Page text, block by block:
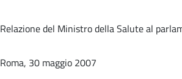
Relazione del Ministro della Salute al
Roma, 30 maggio 2007